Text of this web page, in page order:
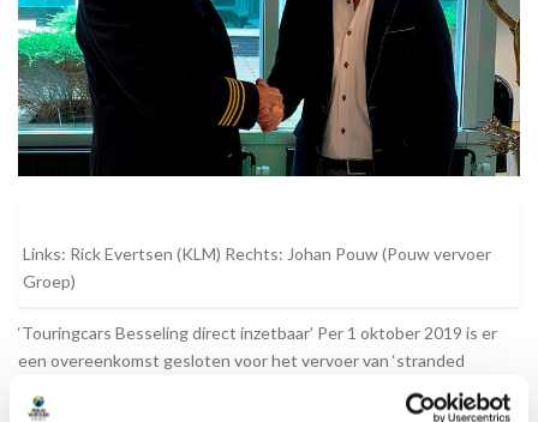
Links: Rick Evertsen (KLM) Rechts: Johan Pouw (Pouw vervoer
Groep)
‘Touringcars Besseling direct inzetbaar’ Per 1 oktober 2019 is er
een overeenkomst gesloten voor het vervoer van ‘stranded